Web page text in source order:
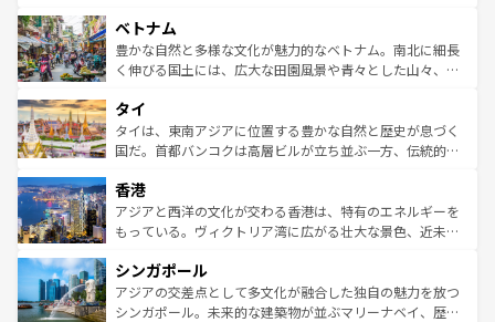
参照してほしい。
容にもいいと評判のスイーツなど、バラエティ豊かな料理
が味わえる。 なお、新着の台湾情報は コンテンツ一覧を参
照してほしい。
き、地方に足を延ばせば四季折々の自然美を楽しむことが
できる。そして、キムチや焼肉、絶品のストリートフード
まで、さまざまな韓国料理が待っている。夜には、韓国な
リティに包まれながら、韓国の多彩な魅力を心ゆくまで味
わってみてほしい。 なお、新着の韓国情報はコンテンツ一
覧を参照してほしい。
ベトナム
豊かな自然と多様な文化が魅力的なベトナム。南北に細長
く伸びる国土には、広大な田園風景や青々とした山々、世
急速な発展と共に伝統が息づく。ハノイの古い町並みやホ
ーチミン市のフランス統治時代の建物も、独特の雰囲気を
醸し出している。また、バラエティの豊かさとおいしさで
とつ。フォーやバインミー、ベトナムコーヒーなどは、ぜ
ひ現地で味わいたい。どの地域を訪れてもあたたかい人々
が旅行者を迎えてくれるので、きっと忘れられない旅にな
参照してほしい。
タイ
タイは、東南アジアに位置する豊かな自然と歴史が息づく
国だ。首都バンコクは高層ビルが立ち並ぶ一方、伝統的な
の活気が交差している。北部ではチェンマイなどの山岳地
帯で自然と触れ合い、南部ではプーケットやクラビの美し
いビーチでリゾート気分を楽しむことができる。タイ料理
激する。気候は一年中温暖で、どの季節にも異なる楽しみ
が待っている。親しみやすいタイの人々、仏教を中心とし
た文化、そして多様な観光資源が、訪れる旅人を魅了し続
香港
アジアと西洋の文化が交わる香港は、特有のエネルギーを
もっている。ヴィクトリア湾に広がる壮大な景色、近未来
み、どこを訪れても感動するはず。観光スポットが密集し
ており、効率よく見どころを回れるのも魅力。息をのむよ
うな絶景から文化的な体験まで、香港を存分に楽しみ尽く
シンガポール
アジアの交差点として多文化が融合した独自の魅力を放つ
シンガポール。未来的な建築物が並ぶマリーナベイ、歴史